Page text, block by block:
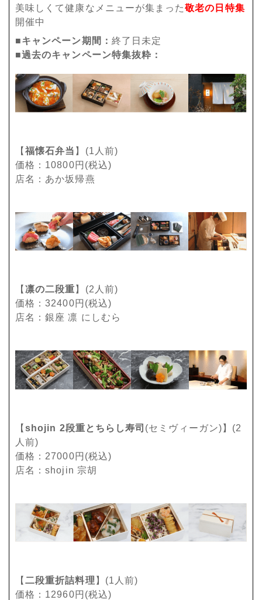
美味しくて健康なメニューが集まった敬老の日特集
開催中
■キャンペーン期間： 終了日未定
■過去のキャンペーン特集抜粋：
【福懐石弁当 】(1人前)
価格：10800円(税込)
店名：あか坂帰燕
【凛の二段重 】(2人前)
価格：32400円(税込)
店名：銀座 凛 にしむら
【shojin 2段重とちらし寿司 (セミヴィーガン)】(2
人前)
価格：27000円(税込)
店名：shojin 宗胡
【二段重折詰料理 】(1人前)
価格：12960円(税込)